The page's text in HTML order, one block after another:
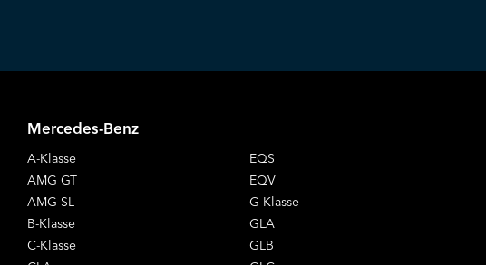
Mercedes-Benz
A-Klasse
AMG GT
AMG SL
B-Klasse
C-Klasse
EQS
EQV
G-Klasse
GLA
GLB